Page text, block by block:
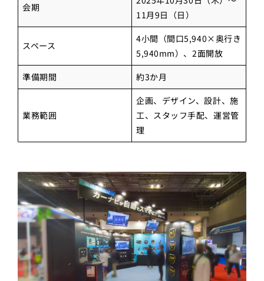
会期
11月9日（日）
スペース
4小間（間口5,940×奥行き
5,940mm）、2面開放
準備期間
約3か月
業務範囲
企画、デザイン、設計、施
工、スタッフ手配、運営管
理